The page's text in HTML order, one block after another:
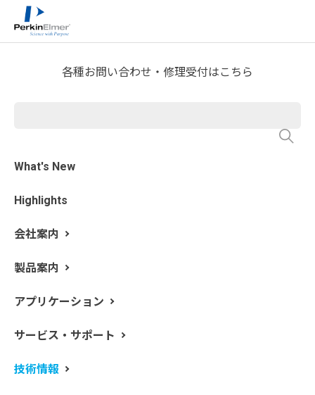
各種お問い合わせ・修理受付はこちら
What's New
Highlights
会社案内
製品案内
アプリケーション
サービス・サポート
技術情報
ホーム
NexION 2000 を用いたレーザ
料科学の改善に至るまで、この30 年でより効率的かつ高